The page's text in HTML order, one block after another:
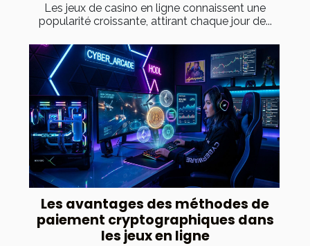
Les jeux de casino en ligne connaissent une
popularité croissante, attirant chaque jour de...
Les avantages des méthodes de
paiement cryptographiques dans
les jeux en ligne